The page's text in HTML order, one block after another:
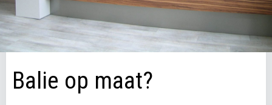
Balie op maat?